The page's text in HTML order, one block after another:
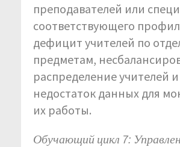
преподавателей или
соответствующего
дефицит учителей по
предметам,
распределение учителей и
недостаток данных для
их работы.
Обучающий цикл 7: